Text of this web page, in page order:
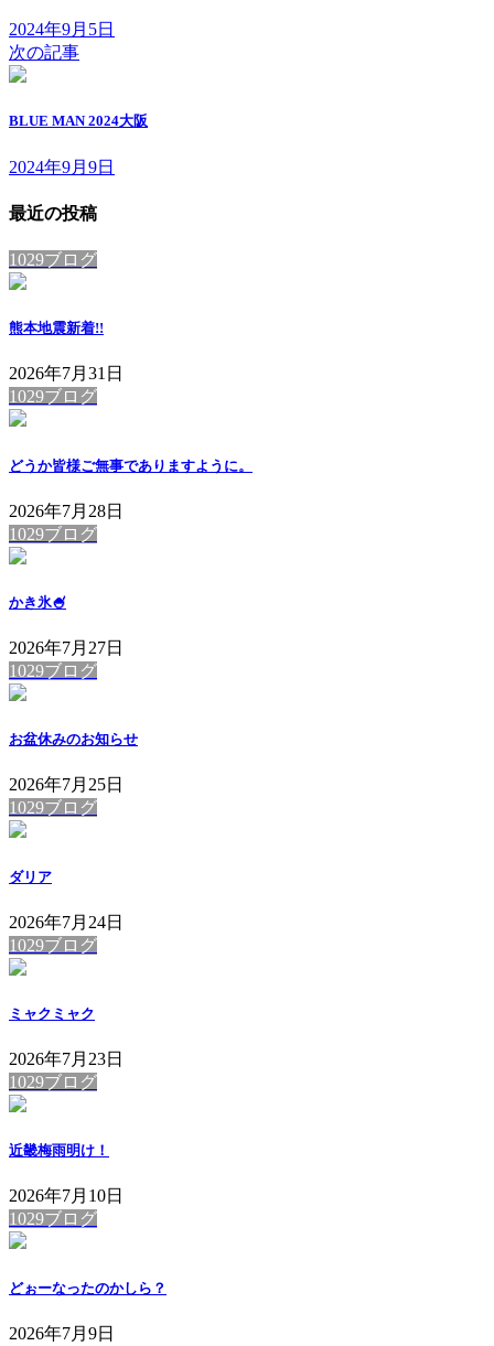
2024年9月5日
次の記事
BLUE MAN 2024大阪
2024年9月9日
最近の投稿
1029ブログ
熊本地震新着!!
2026年7月31日
1029ブログ
どうか皆様ご無事でありますように。
2026年7月28日
1029ブログ
かき氷🍧
2026年7月27日
1029ブログ
お盆休みのお知らせ
2026年7月25日
1029ブログ
ダリア
2026年7月24日
1029ブログ
ミャクミャク
2026年7月23日
1029ブログ
近畿梅雨明け！
2026年7月10日
1029ブログ
どぉーなったのかしら？
2026年7月9日